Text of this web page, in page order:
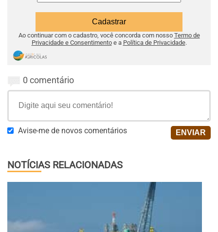
Ao continuar com o cadastro, você concorda com nosso Termo de
Privacidade e Consentimentoe a Política de Privacidade.
0 comentário
Avise-me de novos comentários
NOTÍCIAS RELACIONADAS